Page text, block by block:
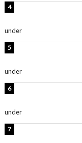
under
under
under